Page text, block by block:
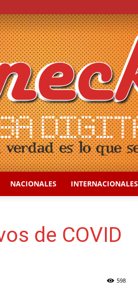
NACIONALES INTERNACIONALES
de COVID
598